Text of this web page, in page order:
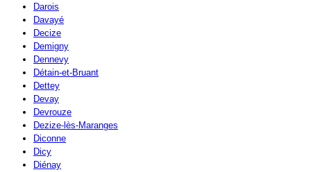
Darois
Davayé
Decize
Demigny
Dennevy
Détain-et-Bruant
Dettey
Devay
Devrouze
Dezize-lès-Maranges
Diconne
Dicy
Diénay